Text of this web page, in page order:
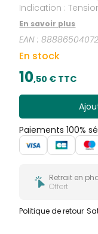
Indication :
En savoir plus
EAN :
En stock
10,50 € TTC
Paiements 100%
Retrait en
Offert
Politique de retour